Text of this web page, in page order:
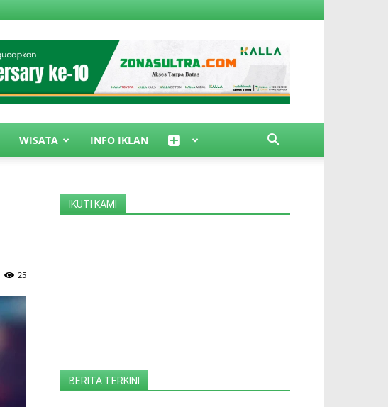
WISATA INFO IKLAN
25
IKUTI KAMI
BERITA TERKINI